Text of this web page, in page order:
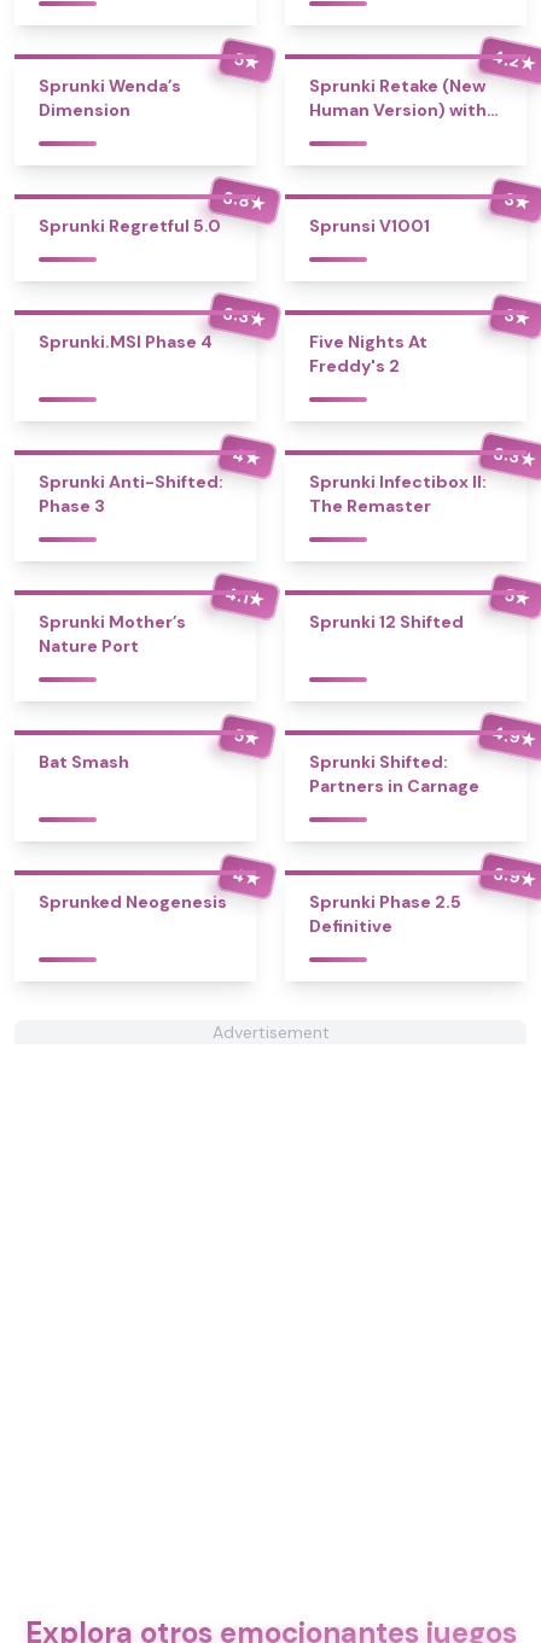
5★
Sprunki Wenda’s
Dimension
4.2★
Sprunki Retake (New
Human Version) with
3.8★
Sprunki Regretful 5.0
3★
Sprunsi V1001
3.3★
Sprunki.MSI Phase 4
3★
Five Nights At
Freddy's 2
4★
Sprunki Anti-Shifted:
Phase 3
3.3★
Sprunki Infectibox II:
The Remaster
4.1★
Sprunki Mother’s
Nature Port
5★
Sprunki 12 Shifted
5★
Bat Smash
4.9★
Sprunki Shifted:
Partners in Carnage
4★
Sprunked Neogenesis
3.9★
Sprunki Phase 2.5
Definitive
Advertisement
Explora otros emocionantes juegos